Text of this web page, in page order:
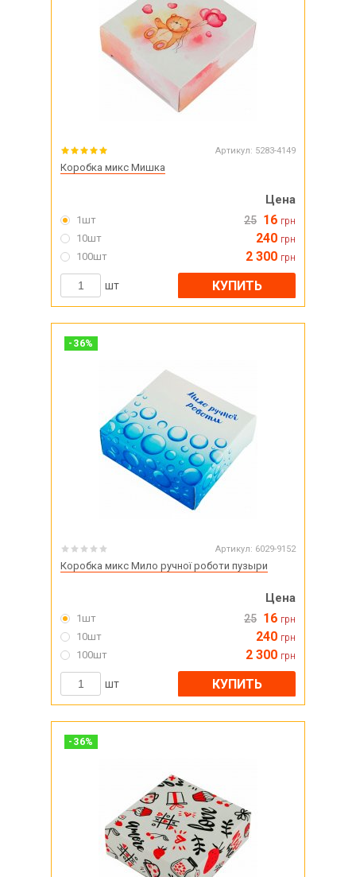
Артикул: 5283-4149
Коробка микс Мишка
Цена
1шт 25 16 грн
10шт 240 грн
100шт 2 300 грн
шт КУПИТЬ
- 36%
Артикул: 6029-9152
Коробка микс Мило ручної роботи пузыри
Цена
1шт 25 16 грн
10шт 240 грн
100шт 2 300 грн
шт КУПИТЬ
- 36%